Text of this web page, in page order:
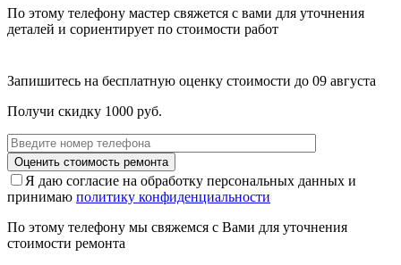
По этому телефону мастер свяжется с вами для уточнения
деталей и сориентирует по стоимости работ
Запишитесь на бесплатную оценку стоимости до 09 августа
Получи скидку 1000 руб.
Я даю согласие на обработку персональных данных и
принимаю политику конфиденциальности
По этому телефону мы свяжемся с Вами для уточнения
стоимости ремонта